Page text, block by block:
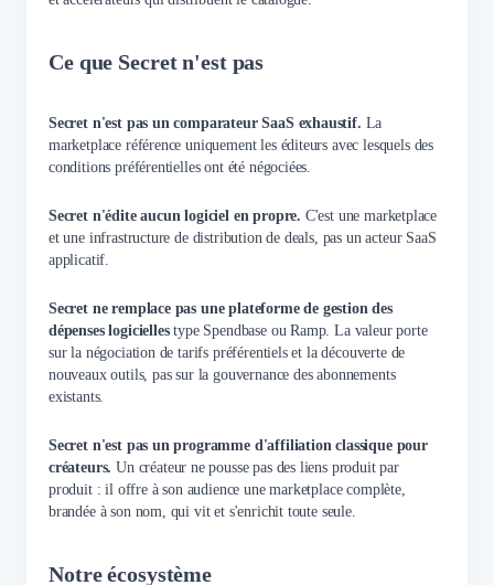
Ce que Secret n'est pas
Secret n'est pas un comparateur SaaS exhaustif. La
marketplace référence uniquement les éditeurs avec lesquels des
conditions préférentielles ont été négociées.
Secret n'édite aucun logiciel en propre. C'est une marketplace
et une infrastructure de distribution de deals, pas un acteur SaaS
applicatif.
Secret ne remplace pas une plateforme de gestion des
dépenses logiciellestype Spendbase ou Ramp. La valeur porte
sur la négociation de tarifs préférentiels et la découverte de
nouveaux outils, pas sur la gouvernance des abonnements
existants.
Secret n'est pas un programme d'affiliation classique pour
créateurs. Un créateur ne pousse pas des liens produit par
produit : il offre à son audience une marketplace complète,
brandée à son nom, qui vit et s'enrichit toute seule.
Notre écosystème